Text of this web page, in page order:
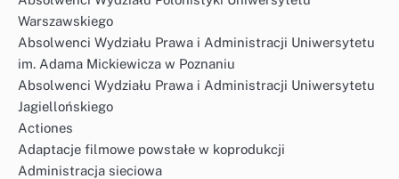
Warszawskiego
Absolwenci Wydziału Prawa i Administracji Uniwersytetu
im. Adama Mickiewicza w Poznaniu
Absolwenci Wydziału Prawa i Administracji Uniwersytetu
Jagiellońskiego
Actiones
Adaptacje filmowe powstałe w koprodukcji
Administracja sieciowa